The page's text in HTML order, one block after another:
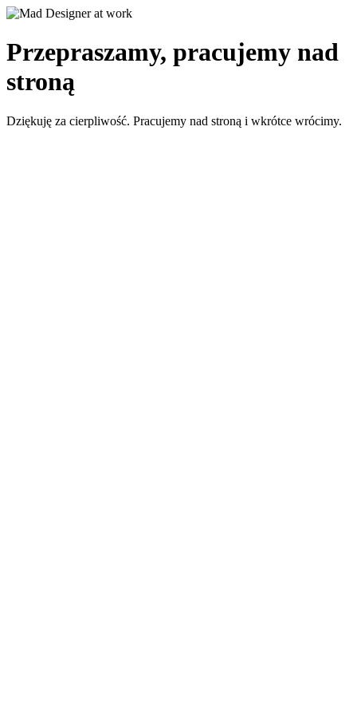
Przepraszamy, pracujemy nad
stroną
Dziękuję za cierpliwość. Pracujemy nad stroną i wkrótce wrócimy.